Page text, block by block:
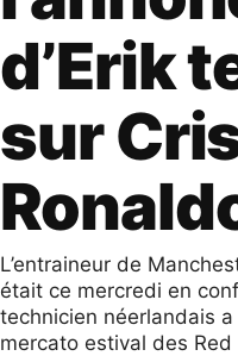
d’Erik
sur
L’entraineur de
était ce mercredi en
technicien néerlandais
mercato estival des